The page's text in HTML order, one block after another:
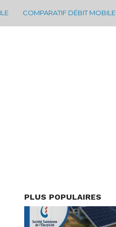
COMPARATIF DÉBIT MOBILE
PLUS POPULAIRES